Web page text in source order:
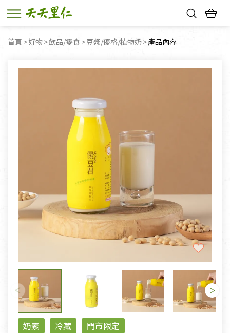
首頁 好物 飲品/零食 豆漿/優格/植物奶 目前頁面：
產品內容
奶素 冷藏 門市限定